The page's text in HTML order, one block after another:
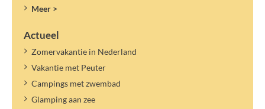
Meer >
Actueel
Zomervakantie in Nederland
Vakantie met Peuter
Campings met zwembad
Glamping aan zee